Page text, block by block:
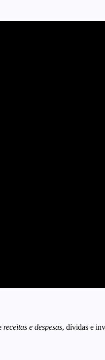
receitas e despesas, dívidas e